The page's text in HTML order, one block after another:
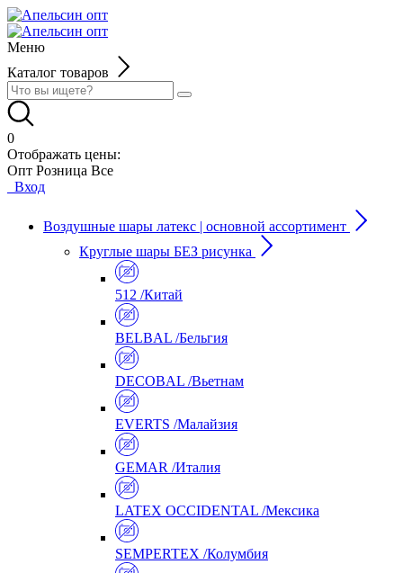
Меню
Каталог товаров
0
Отображать цены:
Опт Розница Все
Вход
Воздушные шары латекс | основной ассортимент
Круглые шары БЕЗ рисунка
512 /Китай
BELBAL /Бельгия
DECOBAL /Вьетнам
EVERTS /Малайзия
GEMAR /Италия
LATEX OCCIDENTAL /Мексика
SEMPERTEX /Колумбия